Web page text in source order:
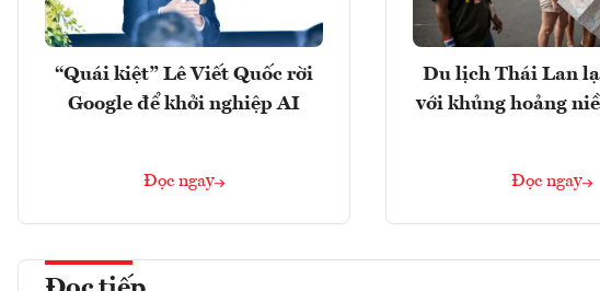
“Quái kiệt” Lê Viết Quốc rời
Google để khởi nghiệp AI
Đọc ngay
Du lịch Thái Lan
với khủng hoảng
Đọc ngay